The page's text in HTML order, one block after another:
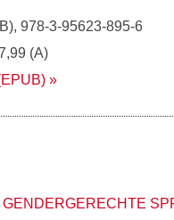
978-3-95623-895-6
(A)